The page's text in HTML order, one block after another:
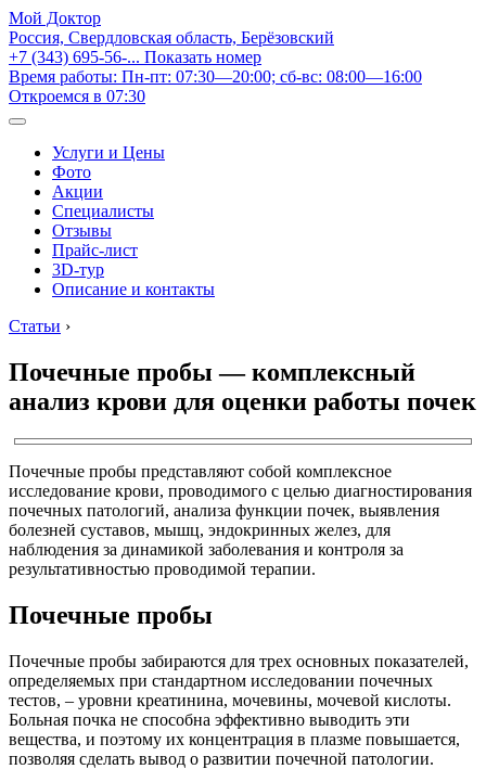
Мой Доктор
Россия, Свердловская область, Берёзовский
+7 (343) 695-56-... Показать номер
Время работы: Пн-пт: 07:30—20:00; сб-вс: 08:00—16:00
Откроемся в 07:30
Услуги и Цены
Фото
Акции
Специалисты
Отзывы
Прайс-лист
3D-тур
Описание и контакты
Статьи ›
Почечные пробы — комплексный
анализ крови для оценки работы почек
Почечные пробы представляют собой комплексное
исследование крови, проводимого с целью диагностирования
почечных патологий, анализа функции почек, выявления
болезней суставов, мышц, эндокринных желез, для
наблюдения за динамикой заболевания и контроля за
результативностью проводимой терапии.
Почечные пробы
Почечные пробы забираются для трех основных показателей,
определяемых при стандартном исследовании почечных
тестов, – уровни креатинина, мочевины, мочевой кислоты.
Больная почка не способна эффективно выводить эти
вещества, и поэтому их концентрация в плазме повышается,
позволяя сделать вывод о развитии почечной патологии.